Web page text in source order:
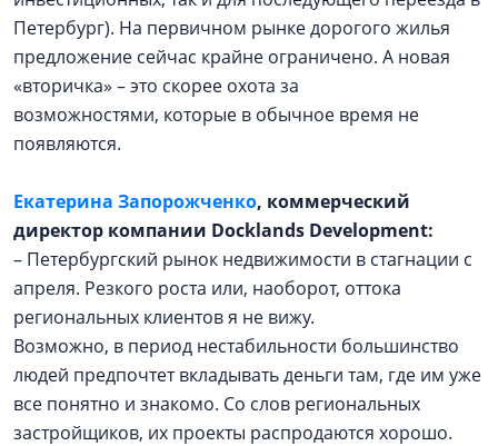
Петербург). На первичном рынке дорогого жилья
предложение сейчас крайне ограничено. А новая
«вторичка» – это скорее охота за
возможностями, которые в обычное время не
появляются.
Екатерина Запорожченко, коммерческий
директор компании Docklands Development:
– Петербургский рынок недвижимости в стагнации с
апреля. Резкого роста или, наоборот, оттока
региональных клиентов я не вижу.
Возможно, в период нестабильности большинство
людей предпочтет вкладывать деньги там, где им уже
все понятно и знакомо. Со слов региональных
застройщиков, их проекты распродаются хорошо.